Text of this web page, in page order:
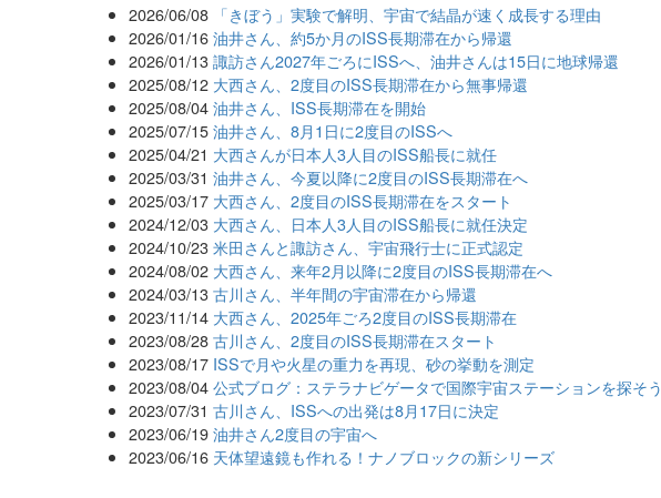
2026/06/08 「きぼう」実験で解明、宇宙で結晶が速く成長する理由
2026/01/16 油井さん、約5か月のISS長期滞在から帰還
2026/01/13 諏訪さん2027年ごろにISSへ、油井さんは15日に地球帰還
2025/08/12 大西さん、2度目のISS長期滞在から無事帰還
2025/08/04 油井さん、ISS長期滞在を開始
2025/07/15 油井さん、8月1日に2度目のISSへ
2025/04/21 大西さんが日本人3人目のISS船長に就任
2025/03/31 油井さん、今夏以降に2度目のISS長期滞在へ
2025/03/17 大西さん、2度目のISS長期滞在をスタート
2024/12/03 大西さん、日本人3人目のISS船長に就任決定
2024/10/23 米田さんと諏訪さん、宇宙飛行士に正式認定
2024/08/02 大西さん、来年2月以降に2度目のISS長期滞在へ
2024/03/13 古川さん、半年間の宇宙滞在から帰還
2023/11/14 大西さん、2025年ごろ2度目のISS長期滞在
2023/08/28 古川さん、2度目のISS長期滞在スタート
2023/08/17 ISSで月や火星の重力を再現、砂の挙動を測定
2023/08/04 公式ブログ：ステラナビゲータで国際宇宙ステーションを探そう
2023/07/31 古川さん、ISSへの出発は8月17日に決定
2023/06/19 油井さん2度目の宇宙へ
2023/06/16 天体望遠鏡も作れる！ナノブロックの新シリーズ